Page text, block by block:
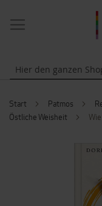
NAVIGATION
UMSCHALTEN
Start Patmos
Östliche Weisheit